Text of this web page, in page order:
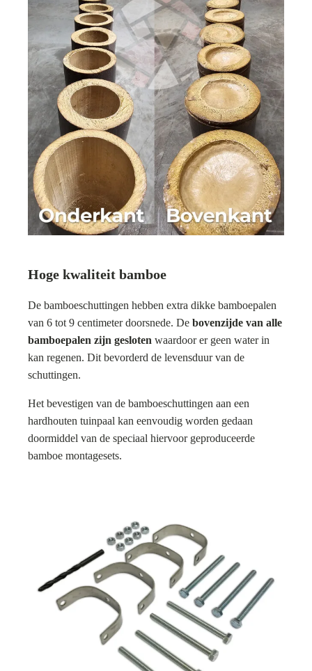
Hoge kwaliteit bamboe
De bamboeschuttingen hebben extra dikke bamboepalen
van 6 tot 9 centimeter doorsnede. De bovenzijde van alle
bamboepalen zijn gesloten waardoor er geen water in
kan regenen. Dit bevorderd de levensduur van de
schuttingen.
Het bevestigen van de bamboeschuttingen aan een
hardhouten tuinpaal kan eenvoudig worden gedaan
doormiddel van de speciaal hiervoor geproduceerde
bamboe montagesets.